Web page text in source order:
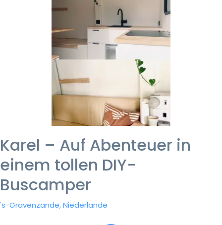
Karel – Auf Abenteuer in
einem tollen DIY-
Buscamper
's-Gravenzande, Niederlande